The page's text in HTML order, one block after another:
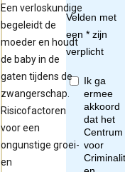
Een verloskundige
begeleidt de
moeder en houdt
de baby in de
gaten tijdens de
zwangerschap.
Risicofactoren
voor een
ongunstige groei-
en